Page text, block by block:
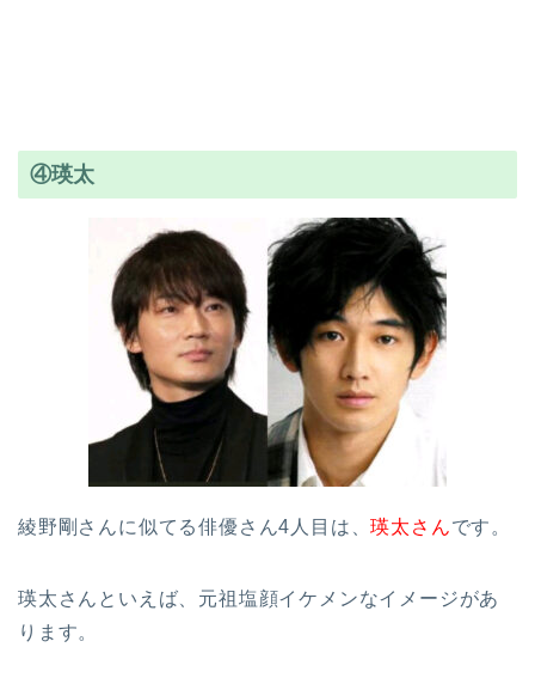
④瑛太
綾野剛さんに似てる俳優さん4人目は、瑛太さんです。
瑛太さんといえば、元祖塩顔イケメンなイメージがあ
ります。